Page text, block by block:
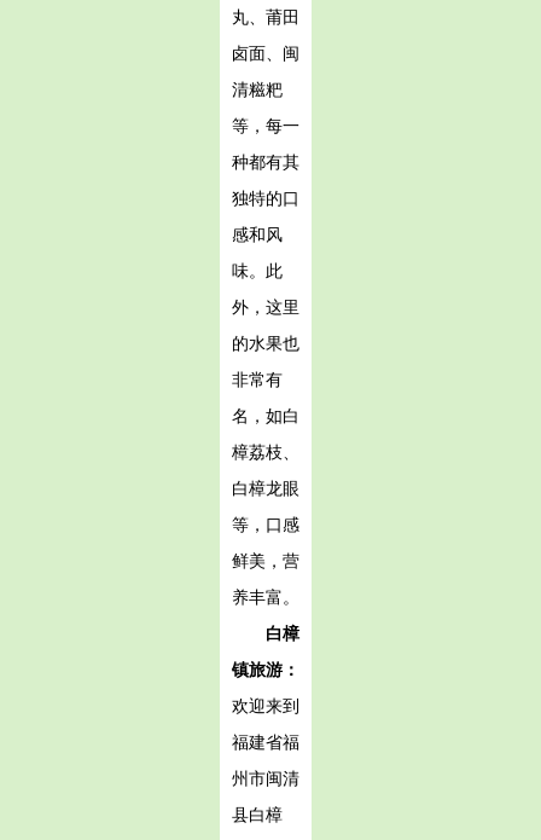
丸、莆田
卤面、闽
清糍粑
等，每一
种都有其
独特的口
感和风
味。此
外，这里
的水果也
非常有
名，如白
樟荔枝、
白樟龙眼
等，口感
鲜美，营
养丰富。
白樟
镇旅游：
欢迎来到
福建省福
州市闽清
县白樟